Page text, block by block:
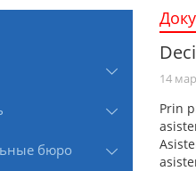
бюро
14
Prin